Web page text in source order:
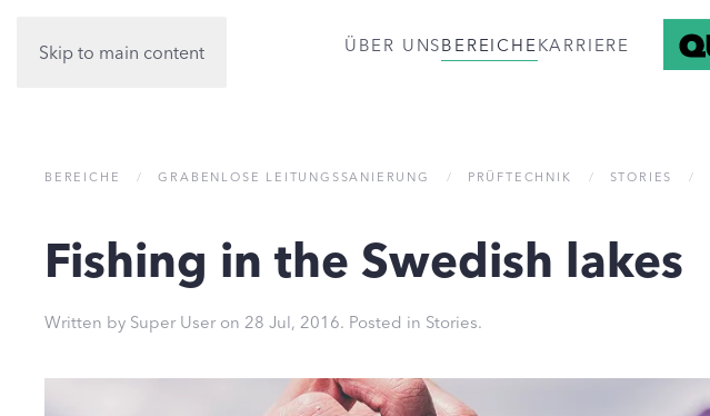
Skip to main content ÜBER UNSBEREICHE KARRIERE
BEREICHE GRABENLOSE LEITUNGSSANIERUNG PRÜFTECHNIK STORIES
Fishing in the Swedish lakes
Written by Super User on 28 Jul, 2016. Posted in Stories.